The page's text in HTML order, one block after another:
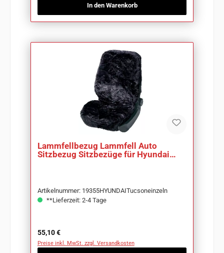
In den Warenkorb
Lammfellbezug Lammfell Auto
Sitzbezug Sitzbezüge für Hyundai
Artikelnummer: 19355HYUNDAITucsoneinzeln
**Lieferzeit: 2-4 Tage
Regulärer Preis:
55,10 €
Preise inkl. MwSt. zzgl. Versandkosten